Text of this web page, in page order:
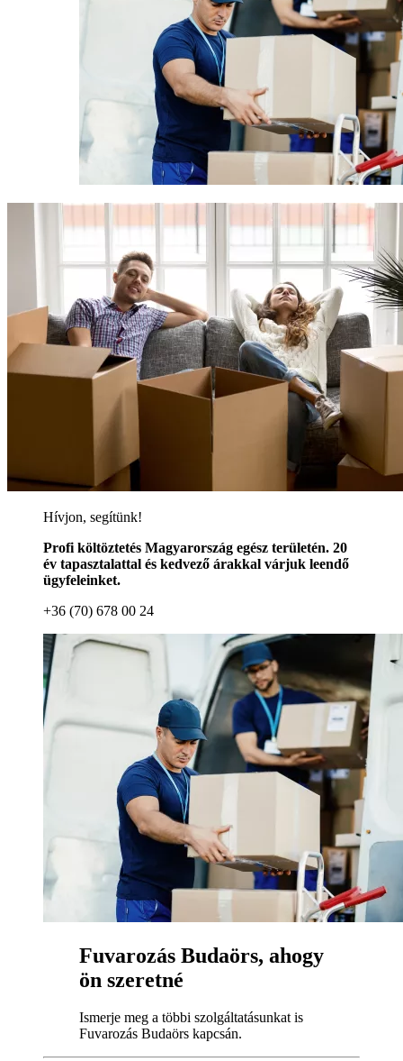
Hívjon, segítünk!
Profi költöztetés Magyarország egész területén. 20
év tapasztalattal és kedvező árakkal várjuk leendő
ügyfeleinket.
+36 (70) 678 00 24
Fuvarozás Budaörs, ahogy
ön szeretné
Ismerje meg a többi szolgáltatásunkat is
Fuvarozás Budaörs kapcsán.